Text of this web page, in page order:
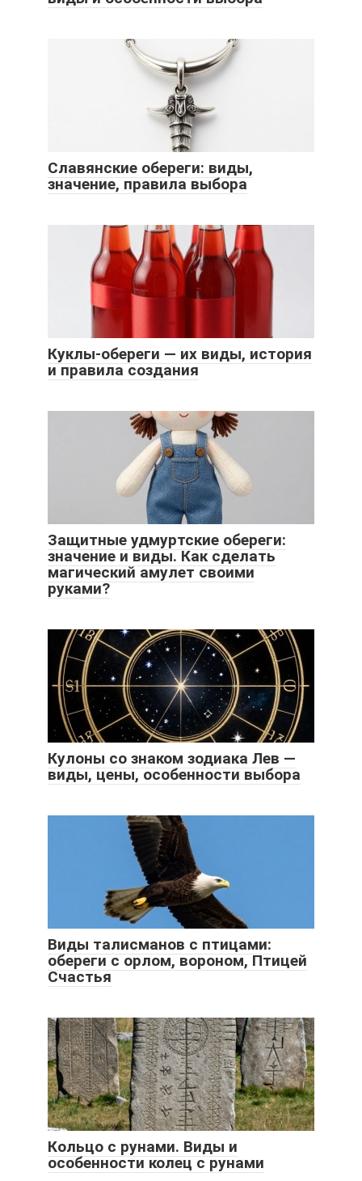
Славянские обереги: виды,
значение, правила выбора
Куклы-обереги — их виды, история
и правила создания
Защитные удмуртские обереги:
значение и виды. Как сделать
магический амулет своими
руками?
Кулоны со знаком зодиака Лев —
виды, цены, особенности выбора
Виды талисманов с птицами:
обереги с орлом, вороном, Птицей
Счастья
Кольцо с рунами. Виды и
особенности колец с рунами